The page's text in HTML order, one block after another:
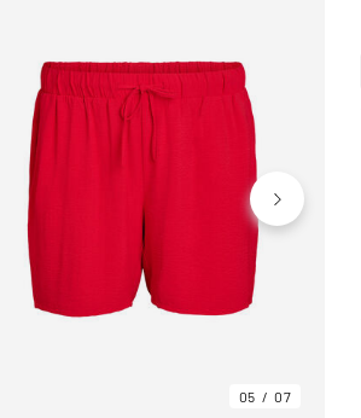
05 07